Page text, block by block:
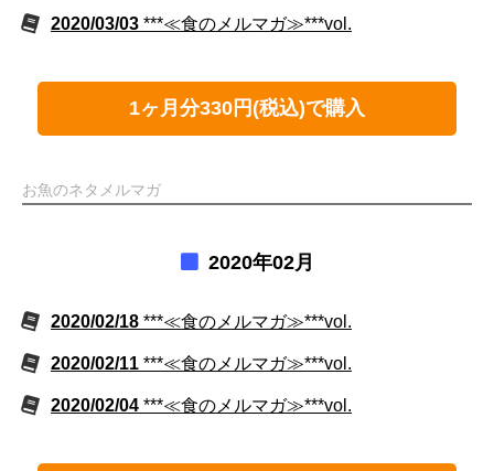
2020/03/03 ***≪食のメルマガ≫***vol.
1ヶ月分330円(税込)で購入
お魚のネタメルマガ
2020年02月
2020/02/18 ***≪食のメルマガ≫***vol.
2020/02/11 ***≪食のメルマガ≫***vol.
2020/02/04 ***≪食のメルマガ≫***vol.